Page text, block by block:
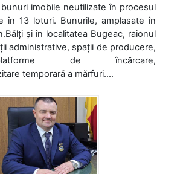
imobile neutilizate în procesul
în 13 loturi. Bunurile, amplasate în
și în localitatea Bugeac, raionul
administrative, spații de producere,
de încărcare,
temporară a mărfuri....